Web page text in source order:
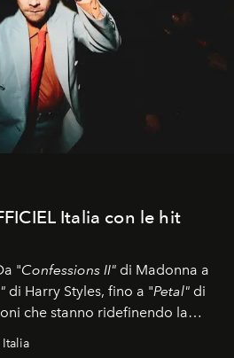
Italia con le hit
"Confessions II" di Madonna a
di Harry Styles, fino a "Petal" di
che stanno ridefinendo la